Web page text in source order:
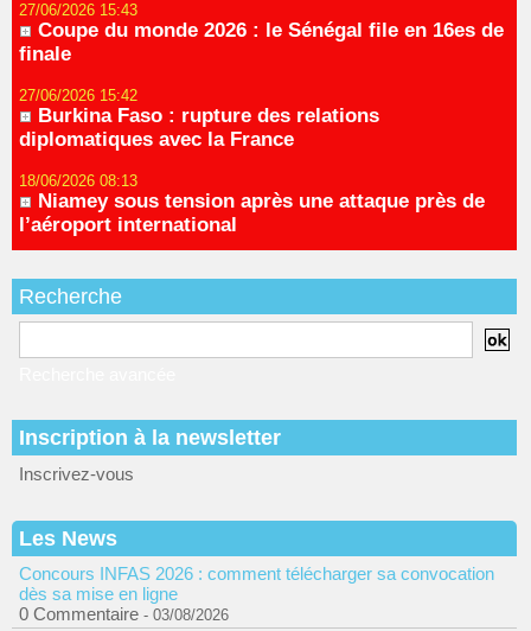
27/06/2026 15:43
Coupe du monde 2026 : le Sénégal file en 16es de
finale
27/06/2026 15:42
Burkina Faso : rupture des relations
diplomatiques avec la France
18/06/2026 08:13
Niamey sous tension après une attaque près de
l’aéroport international
Recherche
Inscription à la newsletter
Inscrivez-vous
Les News
Concours INFAS 2026 : comment télécharger sa convocation
dès sa mise en ligne
0 Commentaire - 03/08/2026